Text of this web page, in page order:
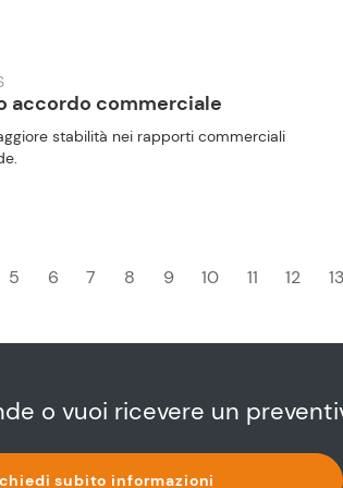
accordo commerciale
stabilità nei rapporti commerciali
5 6 7 8 9 10 11 12 13
o vuoi ricevere un
subito informazioni